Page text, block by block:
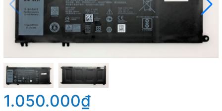
1.050.000₫